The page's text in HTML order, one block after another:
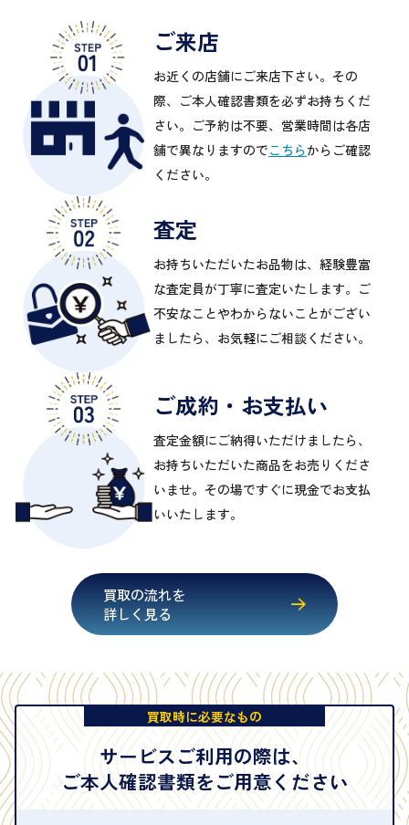
ご来店
お近くの店舗にご来店下さい。その
際、ご本人確認書類を必ずお持ちくだ
さい。ご予約は不要、営業時間は各店
舗で異なりますのでこちらからご確認
ください。
査定
お持ちいただいたお品物は、経験豊富
な査定員が丁寧に査定いたします。ご
不安なことやわからないことがござい
ましたら、お気軽にご相談ください。
ご成約・お支払い
査定金額にご納得いただけましたら、
お持ちいただいた商品をお売りくださ
いませ。その場ですぐに現金でお支払
いいたします。
買取の流れを
詳しく見る
買取時に必要なもの
サービスご利用の際は、
ご本人確認書類をご用意ください